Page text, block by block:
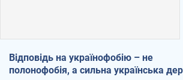
Відповідь на українофобію – не
полонофобія, а сильна українська